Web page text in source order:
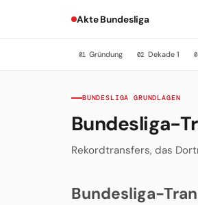
Akte Bundesliga
01 Gründung 02 Dekade 1
BUNDESLIGA GRUNDLAGEN
Bundesliga-
Rekordtransfers, das
Bundesliga-